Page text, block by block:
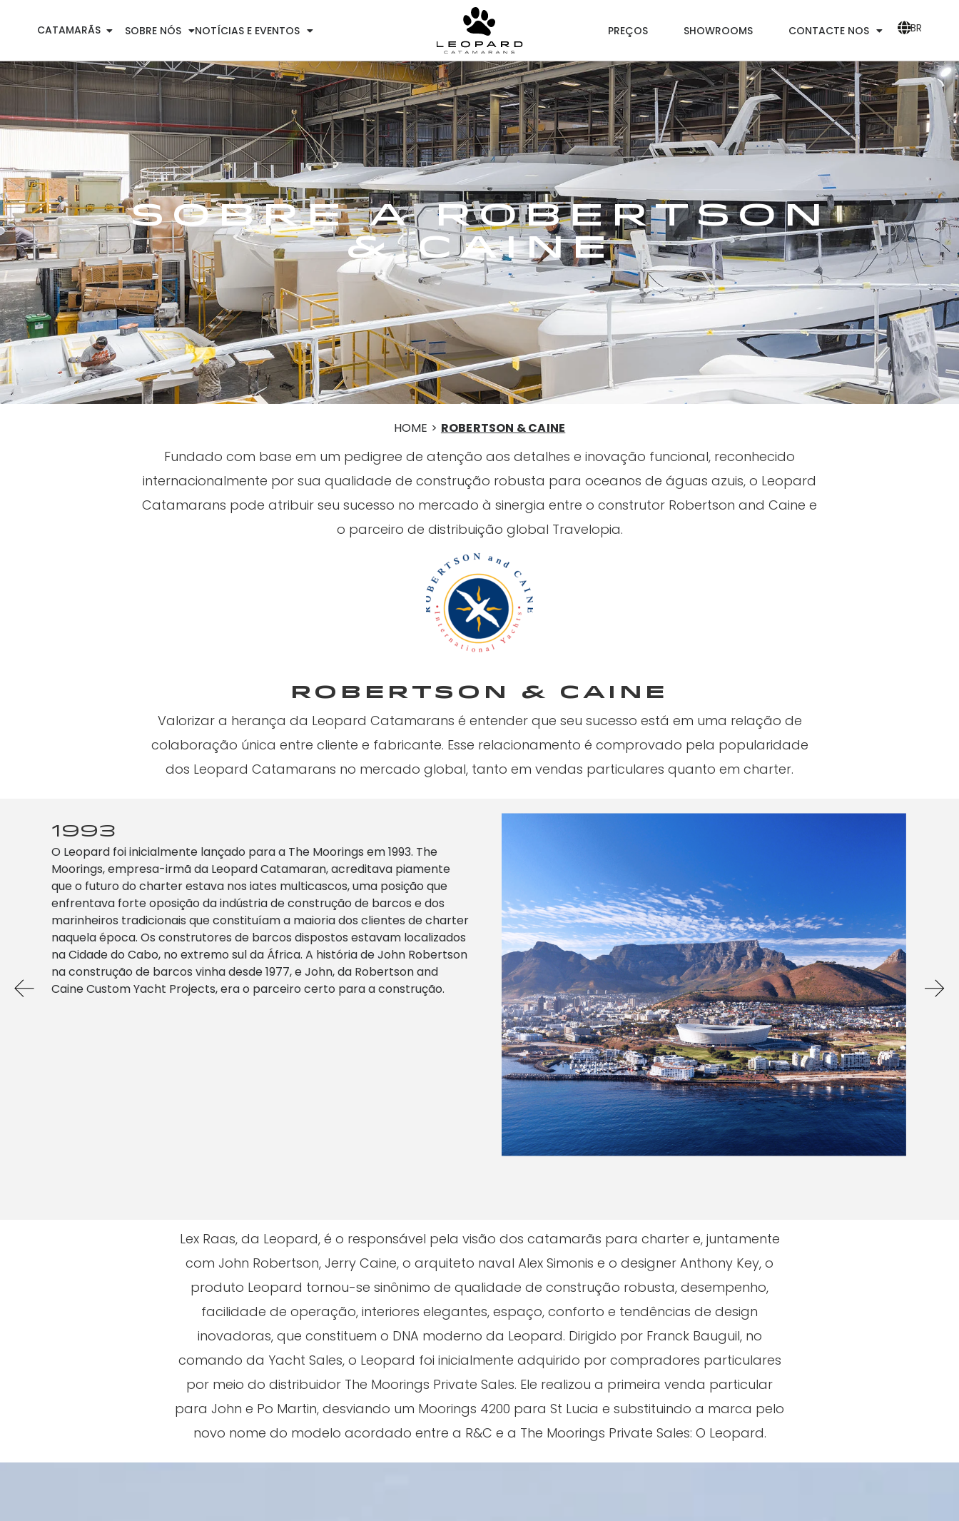
CATAMARÃS SOBRE NÓS NOTÍCIAS E EVENTOS PREÇOS SHOWROOMS CONTACTE NOS BR
Sobre a Robertson
& Caine
HOME > ROBERTSON & CAINE
Fundado com base em um pedigree de atenção aos detalhes e inovação funcional, reconhecido
internacionalmente por sua qualidade de construção robusta para oceanos de águas azuis, o Leopard
Catamarans pode atribuir seu sucesso no mercado à sinergia entre o construtor Robertson and Caine e
o parceiro de distribuição global Travelopia.
Robertson & caine
Valorizar a herança da Leopard Catamarans é entender que seu sucesso está em uma relação de
colaboração única entre cliente e fabricante. Esse relacionamento é comprovado pela popularidade
dos Leopard Catamarans no mercado global, tanto em vendas particulares quanto em charter.
1993
O Leopard foi inicialmente lançado para a The Moorings em 1993. The
Moorings, empresa-irmã da Leopard Catamaran, acreditava piamente
que o futuro do charter estava nos iates multicascos, uma posição que
enfrentava forte oposição da indústria de construção de barcos e dos
marinheiros tradicionais que constituíam a maioria dos clientes de charter
naquela época. Os construtores de barcos dispostos estavam localizados
na Cidade do Cabo, no extremo sul da África. A história de John Robertson
na construção de barcos vinha desde 1977, e John, da Robertson and
Caine Custom Yacht Projects, era o parceiro certo para a construção.
Lex Raas, da Leopard, é o responsável pela visão dos catamarãs para charter e, juntamente
com John Robertson, Jerry Caine, o arquiteto naval Alex Simonis e o designer Anthony Key, o
produto Leopard tornou-se sinônimo de qualidade de construção robusta, desempenho,
facilidade de operação, interiores elegantes, espaço, conforto e tendências de design
inovadoras, que constituem o DNA moderno da Leopard. Dirigido por Franck Bauguil, no
comando da Yacht Sales, o Leopard foi inicialmente adquirido por compradores particulares
por meio do distribuidor The Moorings Private Sales. Ele realizou a primeira venda particular
para John e Po Martin, desviando um Moorings 4200 para St Lucia e substituindo a marca pelo
novo nome do modelo acordado entre a R&C e a The Moorings Private Sales: O Leopard.